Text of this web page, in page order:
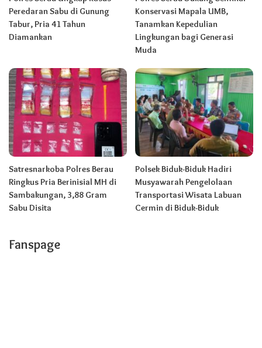
Peredaran Sabu di Gunung
Tabur, Pria 41 Tahun
Diamankan
Konservasi Mapala UMB,
Tanamkan Kepedulian
Lingkungan bagi Generasi
Muda
Satresnarkoba Polres Berau
Ringkus Pria Berinisial MH di
Sambakungan, 3,88 Gram
Sabu Disita
Polsek Biduk-Biduk Hadiri
Musyawarah Pengelolaan
Transportasi Wisata Labuan
Cermin di Biduk-Biduk
Fanspage